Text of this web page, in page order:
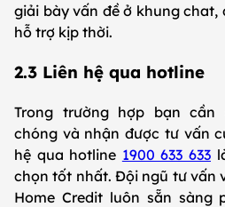
giải bày vấn đề ở khung chat,
hỗ trợ kịp thời.
2.3 Liên hệ qua hotline
Trong trường hợp bạn cần
chóng và nhận được tư vấn
hệ qua hotline 1900 633 633
chọn tốt nhất. Đội ngũ tư vấn
Home Credit luôn sẵn sàng